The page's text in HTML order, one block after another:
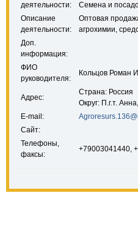
деятельности:
Семена и
Описание
деятельности:
Оптовая
агрохимии,
Доп.
информация:
ФИО
руководителя:
Кольцов Роман
Адрес:
Страна: Россия
Округ: П.г.т.
E-mail:
Сайт:
Телефоны,
факсы:
+79003041440,